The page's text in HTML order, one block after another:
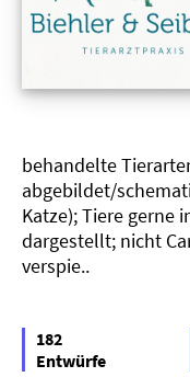
behandelte
abgebildet/
Katze); Tiere gerne
dargestellt; nicht
verspie..
182
Entwürfe